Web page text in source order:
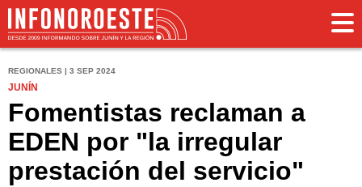
REGIONALES | 3 SEP 2024
JUNÍN
Fomentistas reclaman a
EDEN por "la irregular
prestación del servicio"